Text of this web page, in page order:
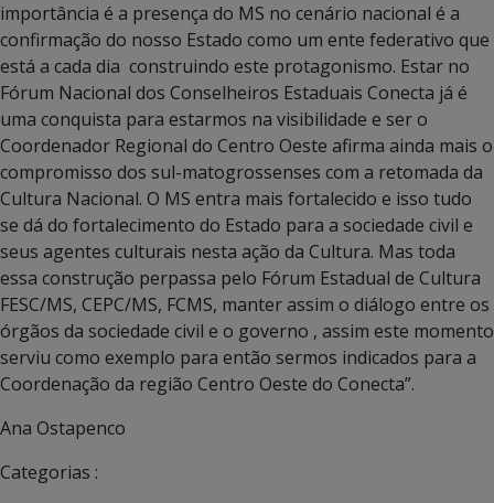
importância é a presença do MS no cenário nacional é a
confirmação do nosso Estado como um ente federativo que
está a cada dia construindo este protagonismo. Estar no
Fórum Nacional dos Conselheiros Estaduais Conecta já é
uma conquista para estarmos na visibilidade e ser o
Coordenador Regional do Centro Oeste afirma ainda mais o
compromisso dos sul-matogrossenses com a retomada da
Cultura Nacional. O MS entra mais fortalecido e isso tudo
se dá do fortalecimento do Estado para a sociedade civil e
seus agentes culturais nesta ação da Cultura. Mas toda
essa construção perpassa pelo Fórum Estadual de Cultura
FESC/MS, CEPC/MS, FCMS, manter assim o diálogo entre os
órgãos da sociedade civil e o governo , assim este momento
serviu como exemplo para então sermos indicados para a
Coordenação da região Centro Oeste do Conecta”.
Ana Ostapenco
Categorias :